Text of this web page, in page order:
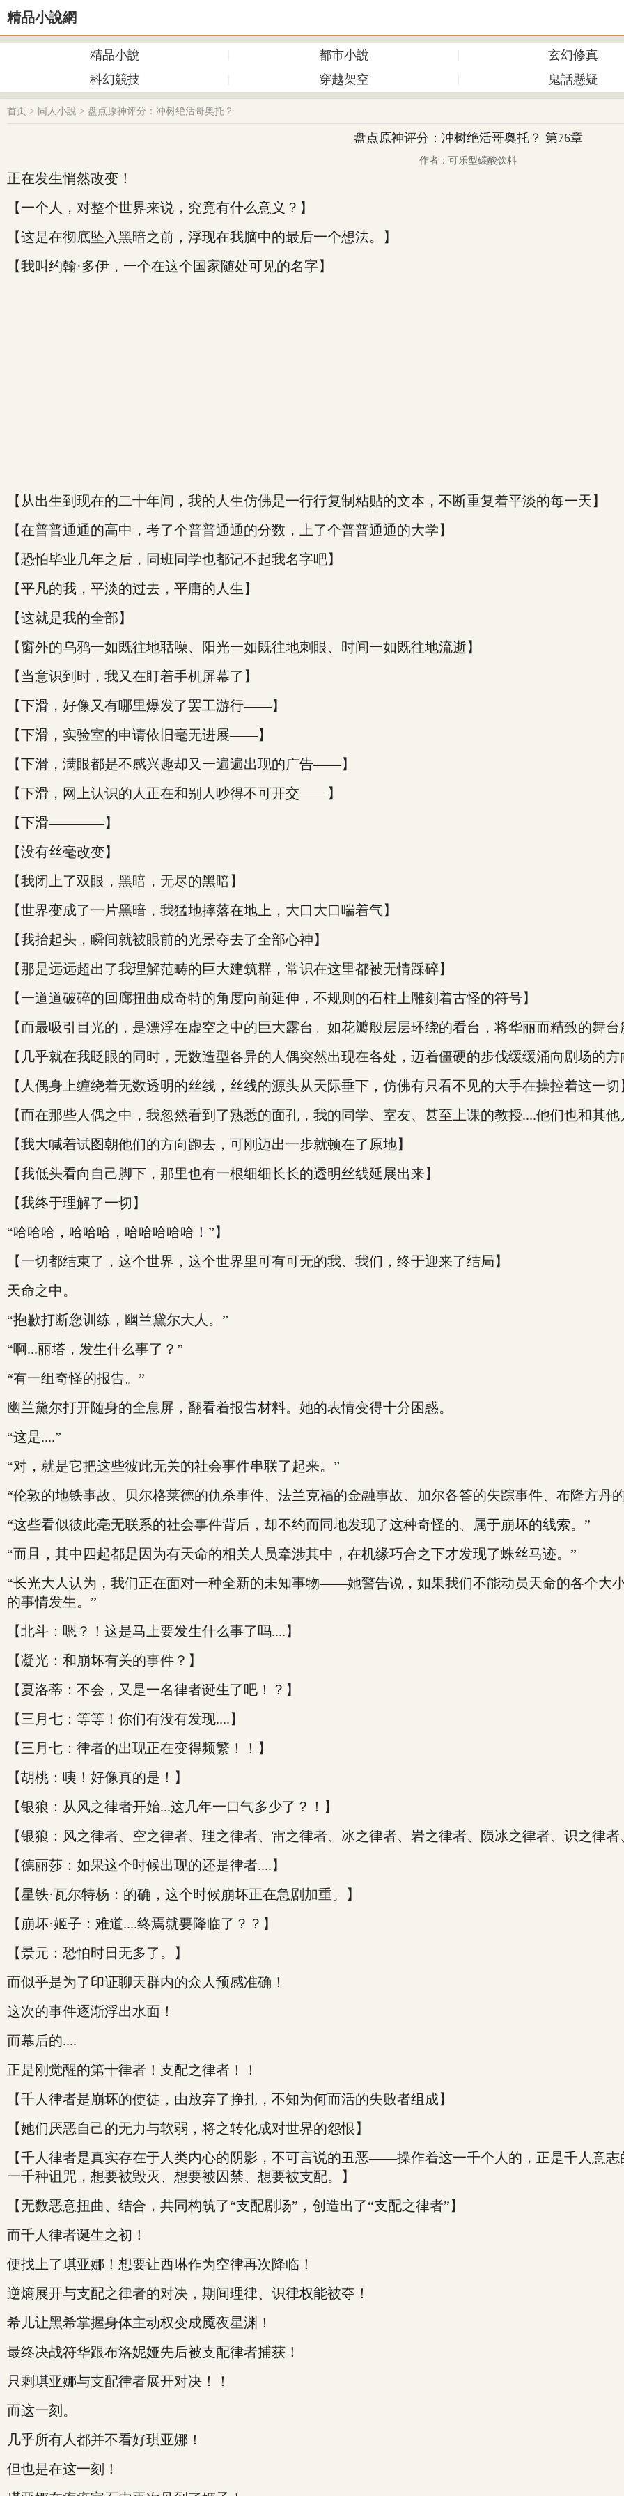
精品小說網
精品小說 都市小說 玄幻修真
科幻競技
穿越架空 鬼話懸疑
首页 > 同人小說 > 盘点原神评分：冲树绝活哥奥托？
盘点原神评分：冲树绝活哥奥托？ 第76章
作者：可乐型碳酸饮料
正在发生悄然改变！
【一个人，对整个世界来说，究竟有什么意义？】
【这是在彻底坠入黑暗之前，浮现在我脑中的最后一个想法。】
【我叫约翰·多伊，一个在这个国家随处可见的名字】
【从出生到现在的二十年间，我的人生仿佛是一行行复制粘贴的文本，不断重复着平淡的每一天】
【在普普通通的高中，考了个普普通通的分数，上了个普普通通的大学】
【恐怕毕业几年之后，同班同学也都记不起我名字吧】
【平凡的我，平淡的过去，平庸的人生】
【这就是我的全部】
【窗外的乌鸦一如既往地聒噪、阳光一如既往地刺眼、时间一如既往地流逝】
【当意识到时，我又在盯着手机屏幕了】
【下滑，好像又有哪里爆发了罢工游行——】
【下滑，实验室的申请依旧毫无进展——】
【下滑，满眼都是不感兴趣却又一遍遍出现的广告——】
【下滑，网上认识的人正在和别人吵得不可开交——】
【下滑————】
【没有丝毫改变】
【我闭上了双眼，黑暗，无尽的黑暗】
【世界变成了一片黑暗，我猛地摔落在地上，大口大口喘着气】
【我抬起头，瞬间就被眼前的光景夺去了全部心神】
【那是远远超出了我理解范畴的巨大建筑群，常识在这里都被无情踩碎】
【一道道破碎的回廊扭曲成奇特的角度向前延伸，不规则的石柱上雕刻着古怪的符号】
【而最吸引目光的，是漂浮在虚空之中的巨大露台。如花瓣般层层环绕的看台，将华丽而精致的舞台
【几乎就在我眨眼的同时，无数造型各异的人偶突然出现在各处，迈着僵硬的步伐缓缓涌向剧场的方
【人偶身上缠绕着无数透明的丝线，丝线的源头从天际垂下，仿佛有只看不见的大手在操控着这一切
【而在那些人偶之中，我忽然看到了熟悉的面孔，我的同学、室友、甚至上课的教授....他们也和其他
【我大喊着试图朝他们的方向跑去，可刚迈出一步就顿在了原地】
【我低头看向自己脚下，那里也有一根细细长长的透明丝线延展出来】
【我终于理解了一切】
“哈哈哈，哈哈哈，哈哈哈哈哈！”】
【一切都结束了，这个世界，这个世界里可有可无的我、我们，终于迎来了结局】
天命之中。
“抱歉打断您训练，幽兰黛尔大人。”
“啊...丽塔，发生什么事了？”
“有一组奇怪的报告。”
幽兰黛尔打开随身的全息屏，翻看着报告材料。她的表情变得十分困惑。
“这是....”
“对，就是它把这些彼此无关的社会事件串联了起来。”
“伦敦的地铁事故、贝尔格莱德的仇杀事件、法兰克福的金融事故、加尔各答的失踪事件、布隆方丹
“这些看似彼此毫无联系的社会事件背后，却不约而同地发现了这种奇怪的、属于崩坏的线索。”
“而且，其中四起都是因为有天命的相关人员牵涉其中，在机缘巧合之下才发现了蛛丝马迹。”
“长光大人认为，我们正在面对一种全新的未知事物——她警告说，如果我们不能动员天命的各个大
的事情发生。”
【北斗：嗯？！这是马上要发生什么事了吗....】
【凝光：和崩坏有关的事件？】
【夏洛蒂：不会，又是一名律者诞生了吧！？】
【三月七：等等！你们有没有发现....】
【三月七：律者的出现正在变得频繁！！】
【胡桃：咦！好像真的是！】
【银狼：从风之律者开始...这几年一口气多少了？！】
【银狼：风之律者、空之律者、理之律者、雷之律者、冰之律者、岩之律者、陨冰之律者、识之律者
【德丽莎：如果这个时候出现的还是律者....】
【星铁·瓦尔特杨：的确，这个时候崩坏正在急剧加重。】
【崩坏·姬子：难道....终焉就要降临了？？】
【景元：恐怕时日无多了。】
而似乎是为了印证聊天群内的众人预感准确！
这次的事件逐渐浮出水面！
而幕后的....
正是刚觉醒的第十律者！支配之律者！！
【千人律者是崩坏的使徒，由放弃了挣扎，不知为何而活的失败者组成】
【她们厌恶自己的无力与软弱，将之转化成对世界的怨恨】
【千人律者是真实存在于人类内心的阴影，不可言说的丑恶——操作着这一千个人的，正是千人意志
一千种诅咒，想要被毁灭、想要被囚禁、想要被支配。】
【无数恶意扭曲、结合，共同构筑了“支配剧场”，创造出了“支配之律者”】
而千人律者诞生之初！
便找上了琪亚娜！想要让西琳作为空律再次降临！
逆熵展开与支配之律者的对决，期间理律、识律权能被夺！
希儿让黑希掌握身体主动权变成魇夜星渊！
最终决战符华跟布洛妮娅先后被支配律者捕获！
只剩琪亚娜与支配律者展开对决！！
而这一刻。
几乎所有人都并不看好琪亚娜！
但也是在这一刻！